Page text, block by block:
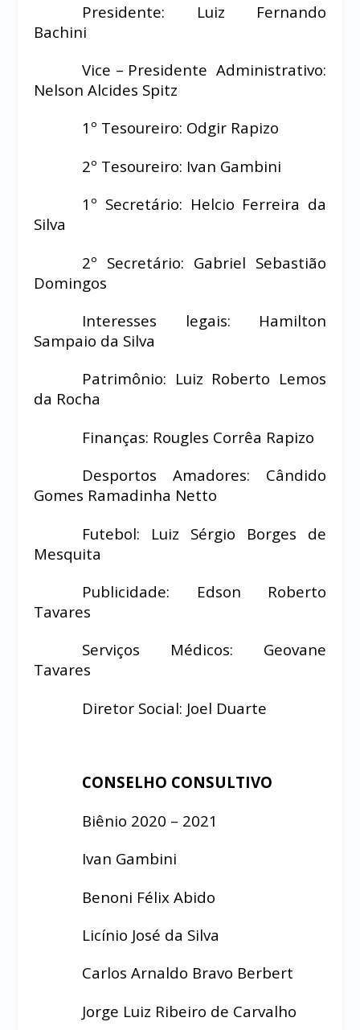
Presidente: Luiz Fernando
Bachini
Vice – Presidente Administrativo:
Nelson Alcides Spitz
1º Tesoureiro: Odgir Rapizo
2º Tesoureiro: Ivan Gambini
1º Secretário: Helcio Ferreira da
Silva
2º Secretário: Gabriel Sebastião
Domingos
Interesses legais: Hamilton
Sampaio da Silva
Patrimônio: Luiz Roberto Lemos
da Rocha
Finanças: Rougles Corrêa Rapizo
Desportos Amadores: Cândido
Gomes Ramadinha Netto
Futebol: Luiz Sérgio Borges de
Mesquita
Publicidade: Edson Roberto
Tavares
Serviços Médicos: Geovane
Tavares
Diretor Social: Joel Duarte
CONSELHO CONSULTIVO
Biênio 2020 – 2021
Ivan Gambini
Benoni Félix Abido
Licínio José da Silva
Carlos Arnaldo Bravo Berbert
Jorge Luiz Ribeiro de Carvalho